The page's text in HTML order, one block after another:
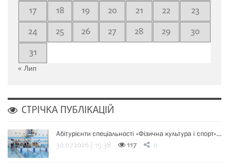
17
18 19 20 21 22
23
24
25 26 27 28 29
30
31
« Лип
СТРІЧКА ПУБЛІКАЦІЙ
Абітурієнти спеціальності «Фізична культура і спорт»…
30.07.2026 | 15:38 117 0